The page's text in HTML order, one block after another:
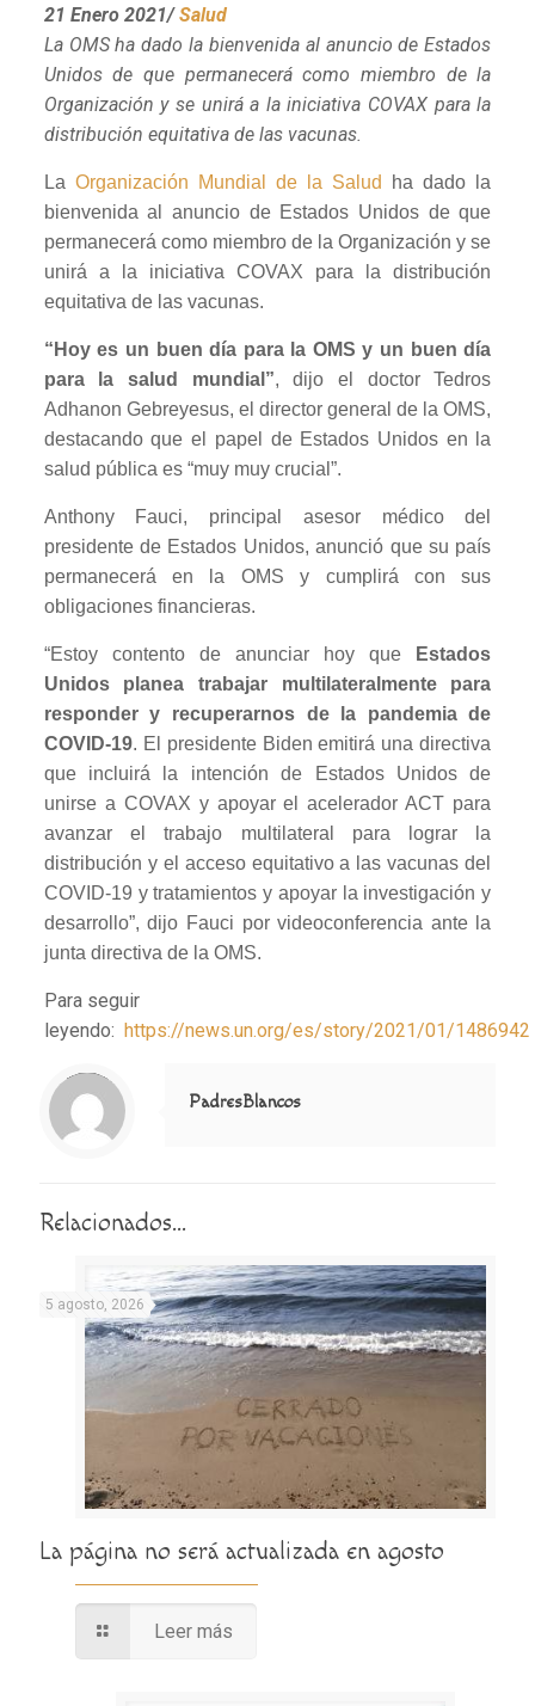
21 Enero 2021/Salud
La OMS ha dado la bienvenida al anuncio de Estados
Unidos de que permanecerá como miembro de la
Organización y se unirá a la iniciativa COVAX para la
distribución equitativa de las vacunas.
La Organización Mundial de la Salud
ha dado la
bienvenida al anuncio de Estados Unidos de que
permanecerá como miembro de la Organización y se
unirá a la iniciativa COVAX para la distribución
equitativa de las vacunas.
“Hoy es un buen día para la OMS y un buen día
para la salud mundial”, dijo el doctor Tedros
Adhanon Gebreyesus, el director general de la OMS,
destacando que el papel de Estados Unidos en la
salud pública es “muy muy crucial”.
Anthony Fauci, principal asesor médico del
presidente de Estados Unidos, anunció que su país
permanecerá en la OMS y cumplirá con sus
obligaciones financieras.
“Estoy contento de anunciar hoy que
Estados
Unidos planea trabajar multilateralmente para
responder y recuperarnos de la pandemia de
COVID-19. El presidente Biden emitirá una directiva
que incluirá la intención de Estados Unidos de
unirse a COVAX y apoyar el acelerador ACT para
avanzar el trabajo multilateral para lograr la
distribución y el acceso equitativo a las vacunas del
COVID-19 y tratamientos y apoyar la investigación y
desarrollo”, dijo Fauci por videoconferencia ante la
junta directiva de la OMS.
Para seguir
leyendo: https://news.un.org/es/story/2021/01/1486942
Notice
: Trying to access array offset on value of type null in
/home/misioner/public_html/padresblancos/themes/betheme/includes/content-single.php
on line
286
PadresBlancos
Relacionados...
5 agosto, 2026
La página no será actualizada en agosto
Leer más